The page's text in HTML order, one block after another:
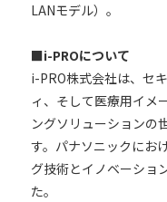
LANモデル）。
■i-PROについて
i-PRO株式会社は、セ
ィ、そして医療用イメ
ングソリューションの
す。パナソニックにお
グ技術とイノベーショ
た。